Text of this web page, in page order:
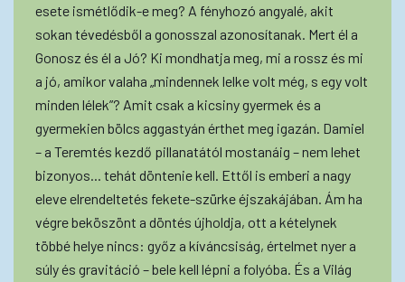
esete ismétlődik-e meg? A fényhozó angyalé, akit
sokan tévedésből a gonosszal azonosítanak. Mert él a
Gonosz és él a Jó? Ki mondhatja meg, mi a rossz és mi
a jó, amikor valaha „mindennek lelke volt még, s egy volt
minden lélek”? Amit csak a kicsiny gyermek és a
gyermekien bölcs aggastyán érthet meg igazán. Damiel
– a Teremtés kezdő pillanatától mostanáig – nem lehet
bizonyos... tehát döntenie kell. Ettől is emberi a nagy
eleve elrendeltetés fekete-szürke éjszakájában. Ám ha
végre beköszönt a döntés újholdja, ott a kételynek
többé helye nincs: győz a kíváncsiság, értelmet nyer a
súly és gravitáció – bele kell lépni a folyóba. És a Világ